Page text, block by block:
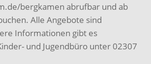
bergkamen abrufbar und ab
Alle Angebote sind
Informationen gibt es
und Jugendbüro unter 02307